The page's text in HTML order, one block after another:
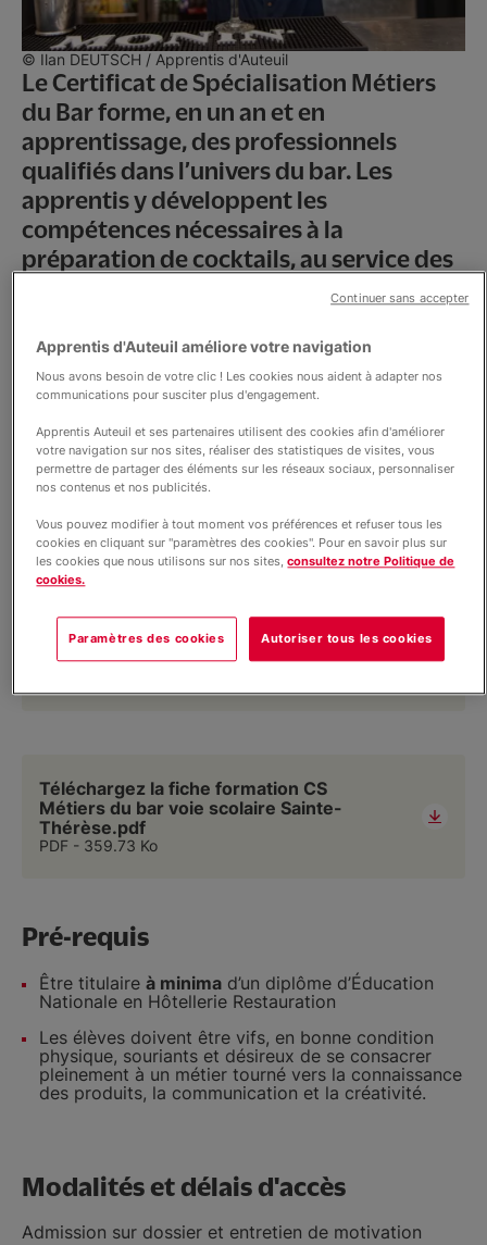
© Ilan DEUTSCH / Apprentis d'Auteuil
Le Certificat de Spécialisation Métiers
du Bar forme, en un an et en
apprentissage, des professionnels
qualifiés dans l’univers du bar. Les
apprentis y développent les
compétences nécessaires à la
préparation de cocktails, au service des
boissons, à la relation client et à la
et dynamique pour travailler dans les
secteurs de la restauration, de
l’hôtellerie ou de l’événementiel.
🕜 2 ans ou 3 ans - Diplôme de niveau 4
👨‍🍳 Métiers de l'hôtellerie et de la restauration
➡️En partenariat avec l'ABF Association des
barmen de France
Téléchargez la fiche formation CS
Métiers du bar voie scolaire Sainte-
Thérèse.pdf
PDF 359.73 Ko
Pré-requis
Être titulaire à minima d’un diplôme d’Éducation
Nationale en Hôtellerie Restauration
Les élèves doivent être vifs, en bonne condition
physique, souriants et désireux de se consacrer
pleinement à un métier tourné vers la connaissance
des produits, la communication et la créativité.
Modalités et délais d'accès
Admission sur dossier et entretien de motivation
Apprentis d'Auteuil améliore votre navigation
Nous avons besoin de votre clic ! Les cookies nous aident à adapter nos
communications pour susciter plus d'engagement.
Apprentis Auteuil et ses partenaires utilisent des cookies afin d'améliorer
votre navigation sur nos sites, réaliser des statistiques de visites, vous
permettre de partager des éléments sur les réseaux sociaux, personnaliser
nos contenus et nos publicités.
Vous pouvez modifier à tout moment vos préférences et refuser tous les
cookies en cliquant sur "paramètres des cookies". Pour en savoir plus sur
les cookies que nous utilisons sur nos sites,consultez notre Politique de
cookies.
Paramètres des cookies Autoriser tous les cookies
Continuer sans accepter